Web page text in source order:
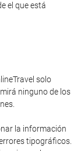
el que está
solo
ninguno de los
la información
tipográficos.